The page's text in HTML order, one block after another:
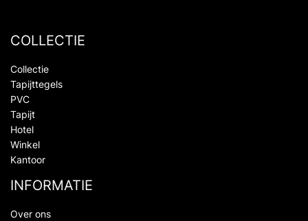
COLLECTIE
Collectie
Tapijttegels
PVC
Tapijt
Hotel
Winkel
Kantoor
INFORMATIE
Over ons